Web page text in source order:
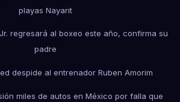
playas Nayarit
regresará al boxeo este año, confirma su
padre
despide al entrenador Ruben Amorim
miles de autos en México por falla que